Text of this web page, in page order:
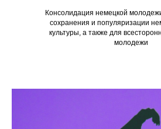
Консолидация немецкой
сохранения и популяризации
культуры, а также для
молодежи